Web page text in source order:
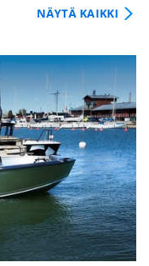
NÄYTÄ KAIKKI